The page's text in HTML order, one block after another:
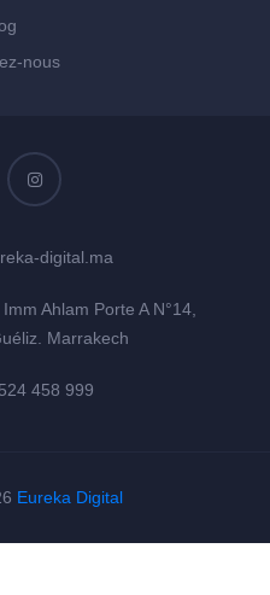
nous
digital.ma
Ahlam Porte A N°14,
Marrakech
458 999
Eureka Digital